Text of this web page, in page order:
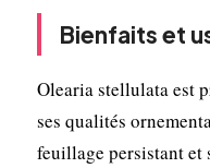
Bienfaits et
Olearia stellulata est
ses qualités
feuillage persistant et